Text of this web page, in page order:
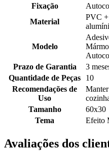
Fixação
Material
PVC +
Modelo
Prazo de Garantia
3
Quantidade de Peças
10
Recomendações de
Uso
Tamanho
60x30
Tema
Efeito
Avaliações dos